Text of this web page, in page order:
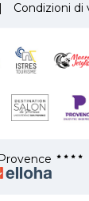
| Condizioni di